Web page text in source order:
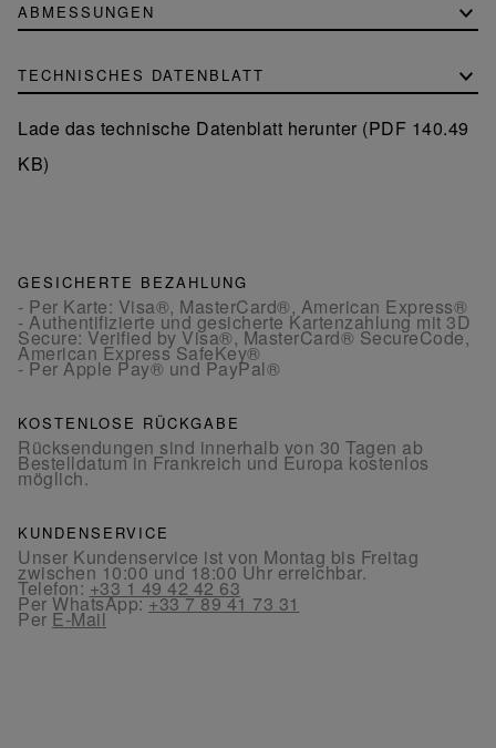
ABMESSUNGEN
TECHNISCHES DATENBLATT
Lade das technische Datenblatt herunter (PDF 140.49
KB)
GESICHERTE BEZAHLUNG
- Per Karte: Visa®, MasterCard®, American Express®
- Authentifizierte und gesicherte Kartenzahlung mit 3D
Secure: Verified by Visa®, MasterCard® SecureCode,
American Express SafeKey®
- Per Apple Pay® und PayPal®
KOSTENLOSE RÜCKGABE
Rücksendungen sind innerhalb von 30 Tagen ab
Bestelldatum in Frankreich und Europa kostenlos
möglich.
KUNDENSERVICE
Unser Kundenservice ist von Montag bis Freitag
zwischen 10:00 und 18:00 Uhr erreichbar.
Telefon:+33 1 49 42 42 63
Per WhatsApp:+33 7 89 41 73 31
Per E-Mail